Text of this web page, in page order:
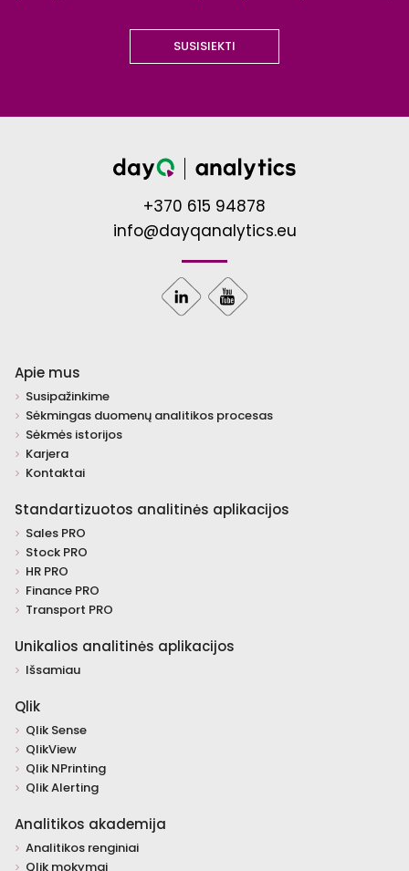
SUSISIEKTI
+370 615 94878
info@dayqanalytics.eu
Apie mus
Susipažinkime
Sėkmingas duomenų analitikos procesas
Sėkmės istorijos
Karjera
Kontaktai
Standartizuotos analitinės aplikacijos
Sales PRO
Stock PRO
HR PRO
Finance PRO
Transport PRO
Unikalios analitinės aplikacijos
Išsamiau
Qlik
Qlik Sense
QlikView
Qlik NPrinting
Qlik Alerting
Analitikos akademija
Analitikos renginiai
Qlik mokymai